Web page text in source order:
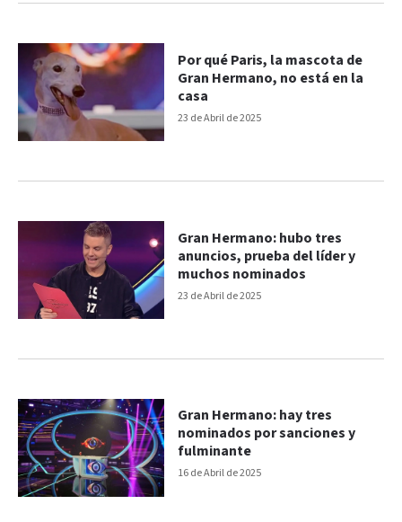
23 de Abril de 2025
Por qué Paris, la mascota de
Gran Hermano, no está en la
casa
23 de Abril de 2025
Gran Hermano: hubo tres
anuncios, prueba del líder y
muchos nominados
16 de Abril de 2025
Gran Hermano: hay tres
nominados por sanciones y
fulminante